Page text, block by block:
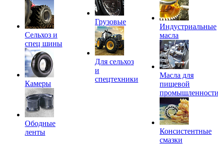
Сельхоз и
спец шины
Камеры
Ободные
ленты
Грузовые
Для сельхоз
и
спецтехники
Индустриальные
масла
Масла для
пищевой
Консистентные
смазки